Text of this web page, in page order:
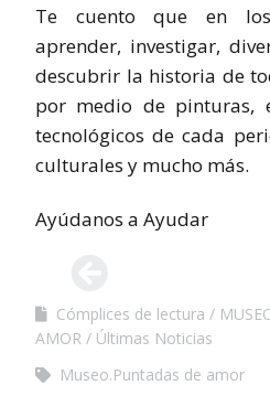
Te cuento que en los
aprender, investigar,
descubrir la historia de
por medio de pinturas,
tecnológicos de cada
culturales y mucho más.
Ayúdanos a Ayudar
Cómplices de lectura
AMOR
Últimas Noticias
Museo.Puntadas de amor